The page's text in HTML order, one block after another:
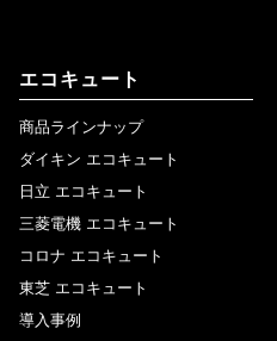
エコキュート
商品ラインナップ
ダイキン エコキュート
日立 エコキュート
三菱電機 エコキュート
コロナ エコキュート
東芝 エコキュート
導入事例